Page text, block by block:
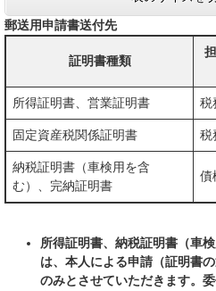
郵送用申請書送付先
証明書種類
所得証明書、営業証明書 税
固定資産税関係証明書 税
納税証明書（車検用を含
む）、完納証明書
債
所得証明書、納税証明書（車
は、本人による申請（証明書
のみとさせていただきます。